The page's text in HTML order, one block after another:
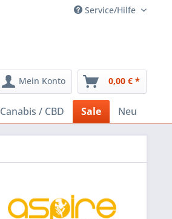
Service/Hilfe
Mein Konto 0,00 € *
Canabis / CBD Sale Neu